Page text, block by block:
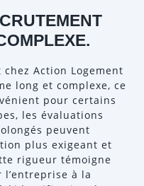
Action Logement
long et complexe, ce
pour certains
les évaluations
peuvent
plus exigeant et
rigueur témoigne
l’entreprise à la